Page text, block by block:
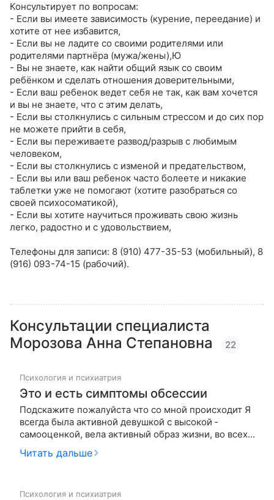
Консультирует по вопросам:
- Если вы имеете зависимость (курение, переедание) и
хотите от нее избавится,
- Если вы не ладите со своими родителями или
родителями партнёра (мужа/жены),Ю
- Вы не знаете, как найти общий язык со своим
ребёнком и сделать отношения доверительными,
- Если ваш ребенок ведет себя не так, как вам хочется
и вы не знаете, что с этим делать,
- Если вы столкнулись с сильным стрессом и до сих пор
не можете прийти в себя,
- Если вы переживаете развод/разрыв с любимым
человеком,
- Если вы столкнулись с изменой и предательством,
- Если вы или ваш ребенок часто болеете и никакие
таблетки уже не помогают (хотите разобраться со
своей психосоматикой),
- Если вы хотите научиться проживать свою жизнь
легко, радостно и с удовольствием,
Телефоны для записи: 8 (910) 477-35-53 (мобильный), 8
(916) 093-74-15 (рабочий).
Консультации специалиста
Морозова Анна Степановна
22
Психология и психиатрия
Это и есть симптомы обсессии
Подскажите пожалуйста­ что со мной происход­ит Я
всегда была активно­й девушкой с высокой ­
самооценкой, вела акт­ивный образ жизни, во­ всех
вопросах имела ­свое четкое мнение. Я­ студентка,
до послед­них событий жила дале­ко от родителей
Читать дальше
Психология и психиатрия